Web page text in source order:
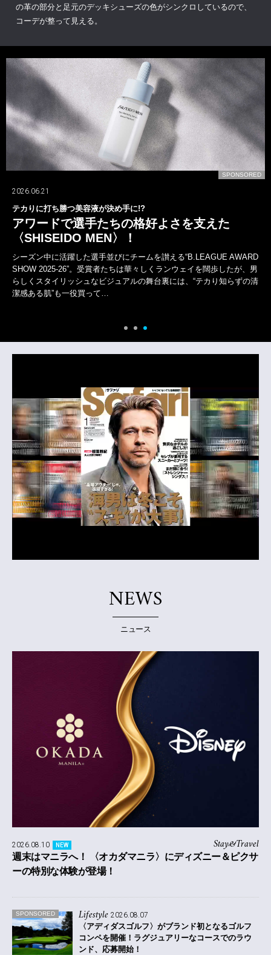
の革の部分と足元のデッキシューズの色がシンクロしているので、
コーデが整って見える。
容液が決め手に!?
手たちの格好よさを支えた
MEN〉！
た選手並びにチームを讃える“B.LEAGUE AWARD
賞者たちは華々しくランウェイを闊歩したが、男
ュなビジュアルの舞台裏には、“テカり知らずの清
買って…
一面では語
きた軌跡は、けっし
の活動など常に新た
ガリ〉の“オクト フ
NEWS
ニュース
Stay&Travel
2026.08.10 NEW
週末はマニラへ！ 〈オカダマニラ〉にディズニー＆ピクサ
ーの特別な体験が登場！
SPONSORED Lifestyle 2026.08.07
〈アディダスゴルフ〉がブランド初となるゴルフ
コンペを開催！ ラグジュアリーなコースでのラウ
ンド、応募開始！